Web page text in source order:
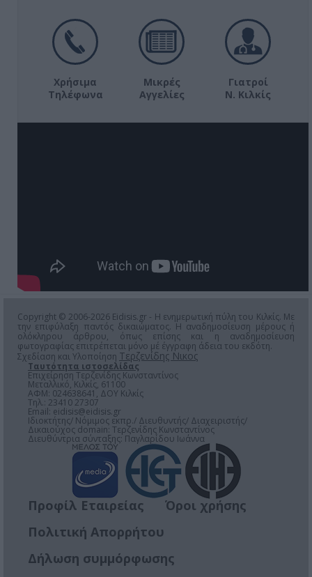
Χρήσιμα
Τηλέφωνα
Μικρές
Αγγελίες
Γιατροί
Ν. Κιλκίς
Copyright © 2006-2026 Eidisis.gr - Η ενημερωτική πύλη του Κιλκίς. Με
την επιφύλαξη παντός δικαιώματος. Η αναδημοσίευση μέρους ή
ολόκληρου άρθρου, όπως επίσης και η αναδημοσίευση
φωτογραφίας επιτρέπεται μόνο μέ έγγραφη άδεια του εκδότη.
Σχεδίαση και Υλοποίηση Τερζενίδης Νικος
Ταυτότητα ιστοσελίδας
Επιχείρηση Τερζενίδης Κωνσταντίνος
Μεταλλικό, Κιλκίς, 61100
ΑΦΜ: 024638641, ΔΟΥ Κιλκίς
Τηλ.: 23410 27307
Email: eidisis@eidisis.gr
Ιδιοκτήτης/ Νόμιμος εκπρ./ Διευθυντής/ Διαχειριστής/
Δικαιούχος domain: Τερζενίδης Κωνσταντίνος
Διευθύντρια σύνταξης: Παγλαρίδου Ιωάννα
Προφίλ Εταιρείας
Όροι χρήσης
Πολιτική Απορρήτου
Δήλωση συμμόρφωσης